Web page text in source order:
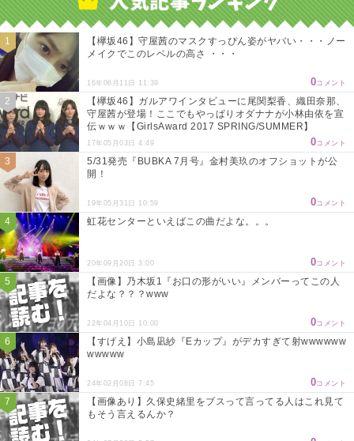
【欅坂46】守屋茜のマスクすっぴん姿がヤバい・・・ノー
メイクでこのレベルの高さ ・・・
16年06月11日 11:39 0コメント
【欅坂46】ガルアワインタビューに尾関梨香、織田奈那、
守屋茜が登場！ここでもやっぱりオダナナが小林由依を宣
伝ｗｗｗ【GirlsAward 2017 SPRING/SUMMER】
17年05月03日 4:49 0コメント
5/31発売『BUBKA 7月号』金村美玖のオフショットが公
開！
19年05月31日 10:59 0コメント
虹花センターといえばこの曲だよな。。。
20年09月20日 3:00 0コメント
【画像】乃木坂1『お口の形がいい』メンバーってこの人
だよな？？？www
22年04月10日 10:00 0コメント
【すげえ】小島凪紗『Eカップ』がデカすぎて射wwwwww
wwwww
24年02月08日 7:45 0コメント
【画像あり】久保史緒里をブスって言ってる人はこれ見て
もそう言えるんか？